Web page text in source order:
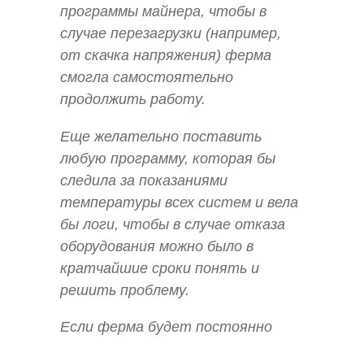
программы майнера, чтобы в
случае перезагрузки (например,
от скачка напряжения) ферма
смогла самостоятельно
продолжить работу.
Еще желательно поставить
любую программу, которая бы
следила за показаниями
температуры всех систем и вела
бы логи, чтобы в случае отказа
оборудования можно было в
кратчайшие сроки понять и
решить проблему.
Если ферма будет постоянно